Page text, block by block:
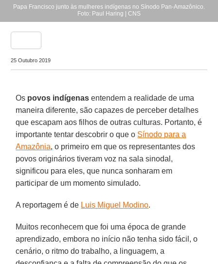
Papa Francisco junto às mulheres indígenas no Sínodo Pan-Amazônico.
Foto: Paul Haring | CNS
25 Outubro 2019
Os povos indígenas entendem a realidade de uma
maneira diferente, são capazes de perceber detalhes
que escapam aos filhos de outras culturas. Portanto, é
importante tentar descobrir o que o Sínodo para a
Amazônia, o primeiro em que os representantes dos
povos originários tiveram voz na sala sinodal,
significou para eles, que nunca sonharam em
participar de um momento simulado.
A reportagem é de Luis Miguel Modino.
Muitos reconhecem que foi uma época de grande
aprendizado, embora no início não tenha sido fácil, o
cenário, o ritmo do trabalho, a linguagem, a